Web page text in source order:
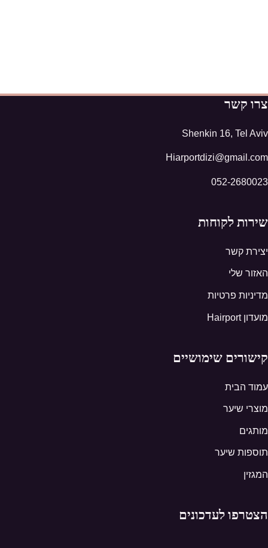
צרו קשר
Shenkin 16, Tel Aviv
Hiarportdizi@gmail.com
052-2680023
שירות לקוחות
יצירת קשר
האזור שלי
מדיניות פרטיות
מועדון Hairport
קישורים שימושיים
עמוד הבית
מוצרי שיער
מותגים
תוספות שיער
המגזין
הצטרפו לעדכונים